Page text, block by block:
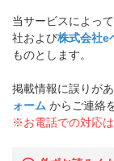
当サービスによっ
社および株式会社e
ものとします。
掲載情報に誤りが
ォーム からご連絡
※お電話での対応